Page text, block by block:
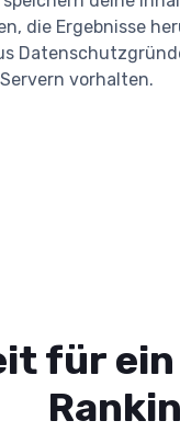
die Ergebnisse
vorhalten.
für